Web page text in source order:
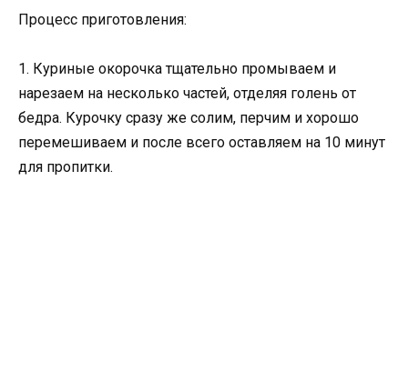
Процесс приготовления:
1. Куриные окорочка тщательно промываем и
нарезаем на несколько частей, отделяя голень от
бедра. Курочку сразу же солим, перчим и хорошо
перемешиваем и после всего оставляем на 10 минут
для пропитки.